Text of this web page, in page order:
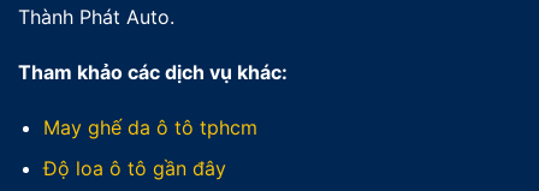
Thành Phát Auto.
Tham khảo các dịch vụ khác:
May ghế da ô tô tphcm
Độ loa ô tô gần đây